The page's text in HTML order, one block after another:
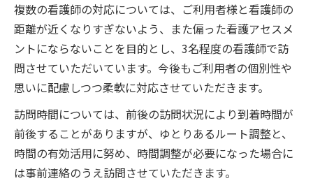
複数の看護師の対応については、ご利用者様と看護師の
距離が近くなりすぎないよう、また偏った看護アセスメ
ントにならないことを目的とし、 3名程度の看護師で訪
問させていただいています。今後もご利用者の個別性や
思いに配慮しつつ柔軟に対応させていただきます。
訪問時間については、前後の訪問状況により到着時間が
前後することがありますが、ゆとりあるルート調整と、
時間の有効活用に努め、時間調整が必要になった場合に
は事前連絡のうえ訪問させていただきます。